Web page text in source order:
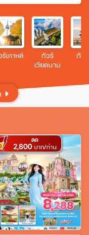
วร์
เกาหลี
ทัวร์
เวียดนาม
ทัว
ลด
2,800 บาท/ท่าน